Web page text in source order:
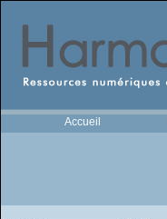
Accueil